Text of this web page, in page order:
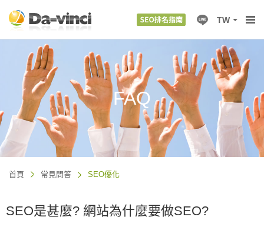
TW
FAQ
首頁 常見問答 SEO優化
SEO是甚麼? 網站為什麼要做SEO?